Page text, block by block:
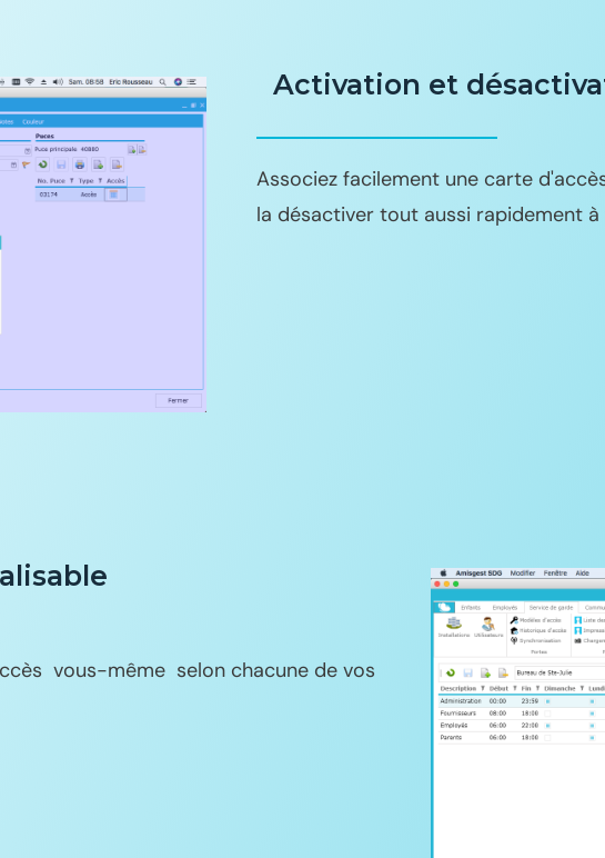
Activation et
Associez facilement une carte
la désactiver tout aussi rapidement
vous-même selon chacune de vos